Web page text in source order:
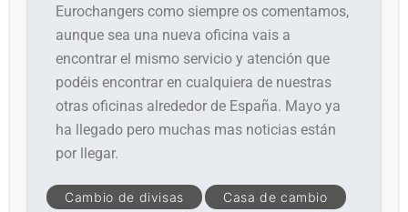
Eurochangers como siempre os comentamos,
aunque sea una nueva oficina vais a
encontrar el mismo servicio y atención que
podéis encontrar en cualquiera de nuestras
otras oficinas alrededor de España. Mayo ya
ha llegado pero muchas mas noticias están
por llegar.
Cambio de divisas
Casa de cambio